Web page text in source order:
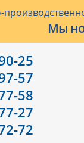
Мы
25
57
58
27
72